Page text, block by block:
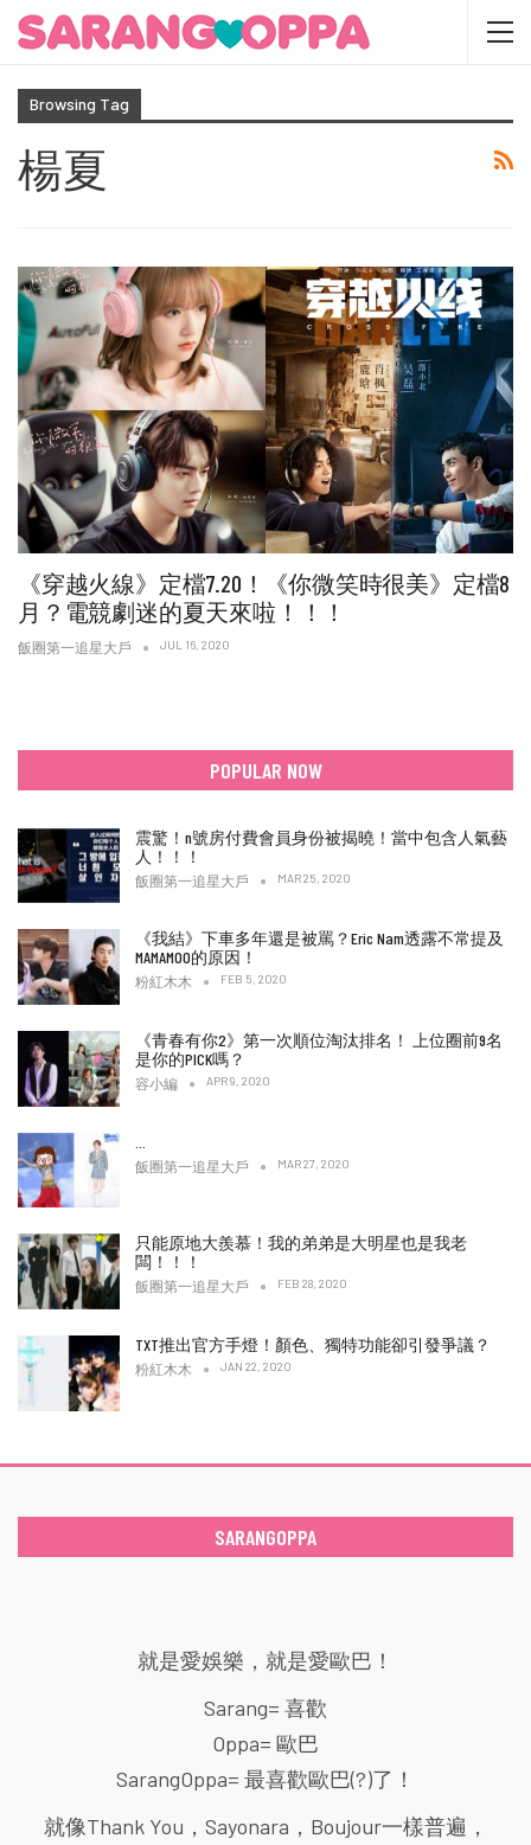
Browsing Tag
楊夏
《穿越火線》定檔7.20！《你微笑時很美》定檔8
月？電競劇迷的夏天來啦！！！
飯圈第一追星大戶 JUL 16, 2020
POPULAR NOW
震驚！n號房付費會員身份被揭曉！當中包含人氣藝
人！！！
飯圈第一追星大戶 MAR 25, 2020
《我結》下車多年還是被罵？Eric Nam透露不常提及
MAMAMOO的原因！
粉紅木木 FEB 5, 2020
《青春有你2》第一次順位淘汰排名！ 上位圈前9名
是你的PICK嗎？
容小編 APR 9, 2020
飯圈第一追星大戶 MAR 27, 2020
只能原地大羨慕！我的弟弟是大明星也是我老
闆！！！
飯圈第一追星大戶 FEB 28, 2020
TXT推出官方手燈！顏色、獨特功能卻引發爭議？
粉紅木木 JAN 22, 2020
SARANGOPPA
就是愛娛樂，就是愛歐巴！
Sarang= 喜歡
Oppa= 歐巴
SarangOppa= 最喜歡歐巴(?)了！
就像Thank You，Sayonara，Boujour一樣普遍，